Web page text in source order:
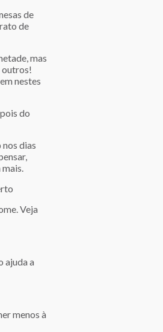
de
de
mas
outros!
nestes
do
dias
Veja
ajuda a
menos à